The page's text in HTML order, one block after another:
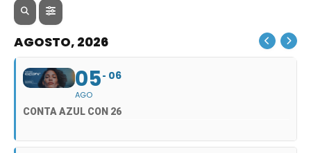
AGOSTO, 2026
05
AGO
06
CONTA AZUL CON 26